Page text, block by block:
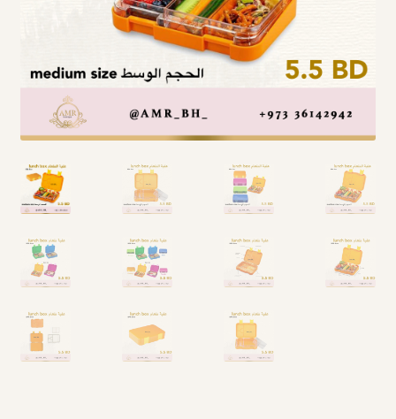
Arabic Language اللغة العربية
National Day العيد الوطني
STATIONARY القرطاسية
Birthdays أعياد الميلاد
Organizers قسم التنظيم
Hair Accessories اكسسوارات الشعر